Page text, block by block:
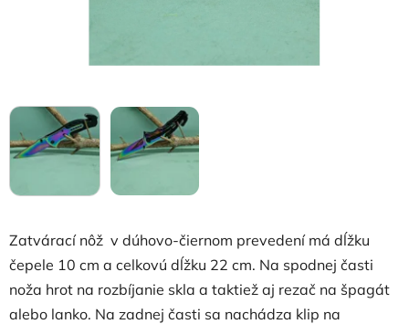
Zatvárací nôž v dúhovo-čiernom prevedení má dĺžku
čepele 10 cm a celkovú dĺžku 22 cm. Na spodnej časti
noža hrot na rozbíjanie skla a taktiež aj rezač na špagát
alebo lanko. Na zadnej časti sa nachádza klip na